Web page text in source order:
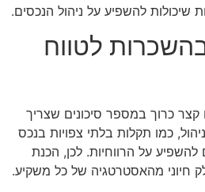
שיכולות להשפיע על ניהול הנכסים.
בהשכרות לטווח
קצר כרוך במספר סיכונים שצריך
כמו תקלות בלתי צפויות בנכס
להשפיע על הרווחיות. לכן, הכנת
חיוני מהאסטרטגיה של כל משקיע.